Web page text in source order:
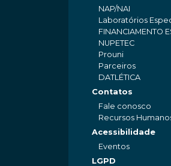
NAP/NAI
Laboratórios
FINANCIAMENTO
NUPETEC
Prouni
Parceiros
DATLÉTICA
Contatos
Fale conosco
Recursos
Acessibilidade
Eventos
LGPD